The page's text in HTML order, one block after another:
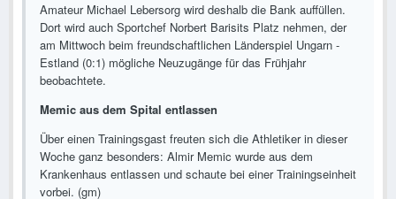
Amateur Michael Lebersorg wird deshalb die Bank auffüllen.
Dort wird auch Sportchef Norbert Barisits Platz nehmen, der
am Mittwoch beim freundschaftlichen Länderspiel Ungarn -
Estland (0:1) mögliche Neuzugänge für das Frühjahr
beobachtete.
Memic aus dem Spital entlassen
Über einen Trainingsgast freuten sich die Athletiker in dieser
Woche ganz besonders: Almir Memic wurde aus dem
Krankenhaus entlassen und schaute bei einer Trainingseinheit
vorbei. (gm)